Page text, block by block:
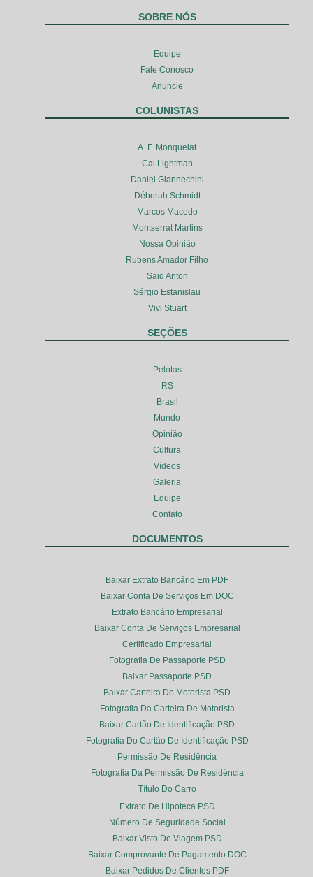
SOBRE NÓS
Equipe
Fale Conosco
Anuncie
COLUNISTAS
A. F. Monquelat
Cal Lightman
Daniel Giannechini
Déborah Schmidt
Marcos Macedo
Montserrat Martins
Nossa Opinião
Rubens Amador Filho
Said Anton
Sérgio Estanislau
Vivi Stuart
SEÇÕES
Pelotas
RS
Brasil
Mundo
Opinião
Cultura
Vídeos
Galeria
Equipe
Contato
DOCUMENTOS
Baixar Extrato Bancário Em PDF
Baixar Conta De Serviços Em DOC
Extrato Bancário Empresarial
Baixar Conta De Serviços Empresarial
Certificado Empresarial
Fotografia De Passaporte PSD
Baixar Passaporte PSD
Baixar Carteira De Motorista PSD
Fotografia Da Carteira De Motorista
Baixar Cartão De Identificação PSD
Fotografia Do Cartão De Identificação PSD
Permissão De Residência
Fotografia Da Permissão De Residência
Título Do Carro
Extrato De Hipoteca PSD
Número De Seguridade Social
Baixar Visto De Viagem PSD
Baixar Comprovante De Pagamento DOC
Baixar Pedidos De Clientes PDF